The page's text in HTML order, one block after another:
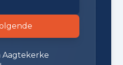
Aagtekerke